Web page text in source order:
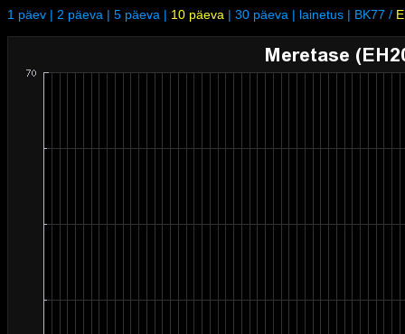
1 päev | 2 päeva | 5 päeva | 10 päeva | 30 päeva | lainetus | BK77 /